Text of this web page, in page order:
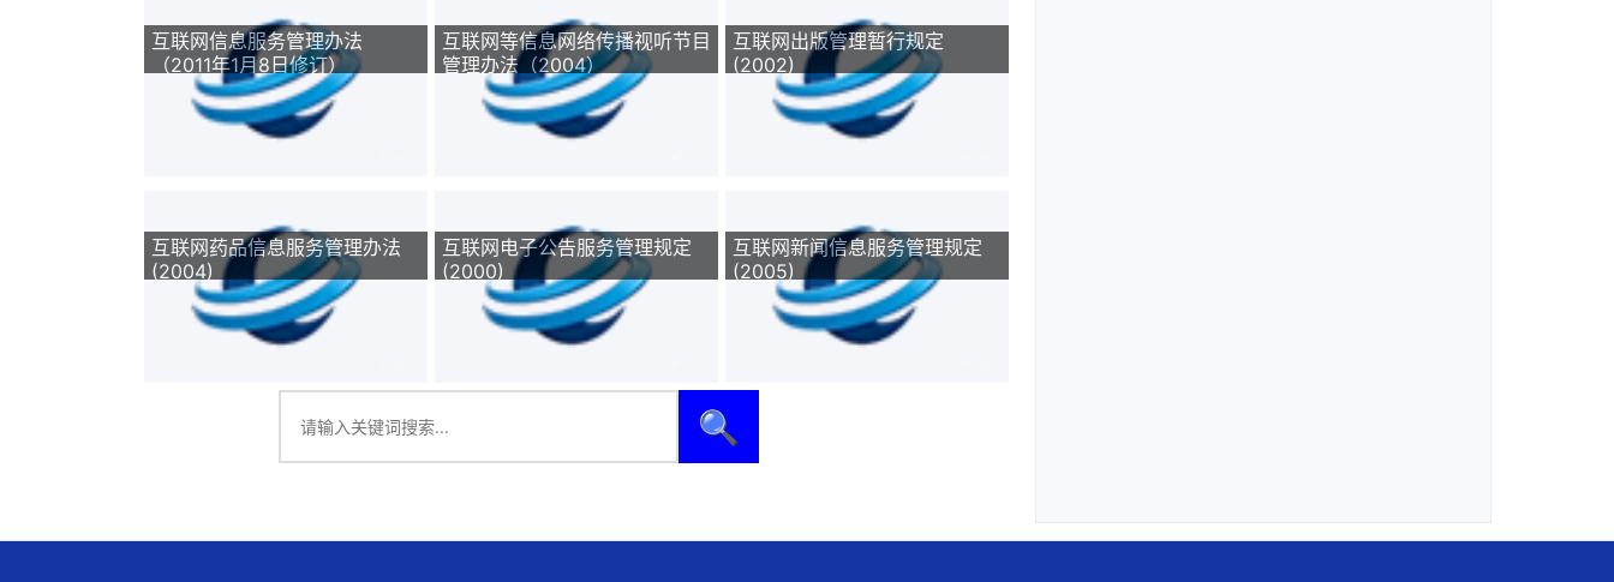
互联网信息服务管理办法
（2011年1月8日修订）
互联网等信息网络传播视听节目
管理办法（2004）
互联网出版管理暂行规定
(2002)
互联网药品信息服务管理办法
(2004)
互联网电子公告服务管理规定
(2000)
互联网新闻信息服务管理规定
(2005)
🔍